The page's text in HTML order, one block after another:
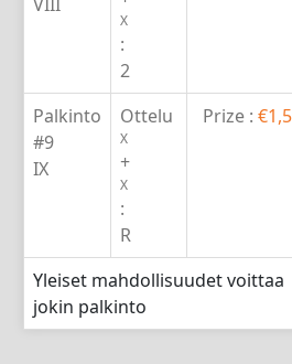
X
:
2
Palkinto
#9
IX
Ottelu
X
+
X
:
R
Prize : €1,5
Yleiset mahdollisuudet voittaa
jokin palkinto